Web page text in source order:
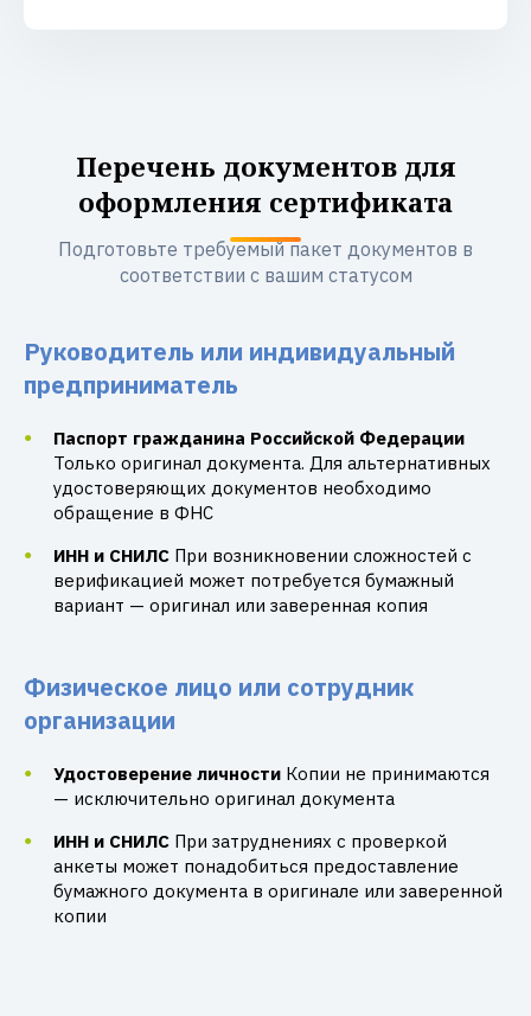
Перечень документов для
оформления сертификата
Подготовьте требуемый пакет документов в
соответствии с вашим статусом
Руководитель или индивидуальный
предприниматель
Паспорт гражданина Российской Федерации
Только оригинал документа. Для альтернативных
удостоверяющих документов необходимо
обращение в ФНС
ИНН и СНИЛС При возникновении сложностей с
верификацией может потребуется бумажный
вариант — оригинал или заверенная копия
Физическое лицо или сотрудник
организации
Удостоверение личности Копии не принимаются
— исключительно оригинал документа
ИНН и СНИЛС При затруднениях с проверкой
анкеты может понадобиться предоставление
бумажного документа в оригинале или заверенной
копии